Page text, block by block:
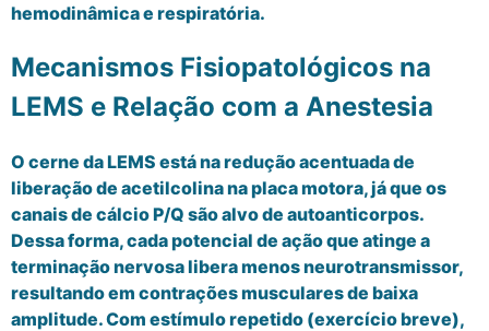
hemodinâmica e respiratória.
Mecanismos Fisiopatológicos na
LEMS e Relação com a Anestesia
O cerne da LEMS está na redução acentuada de
liberação de acetilcolina na placa motora, já que os
canais de cálcio P/Q são alvo de autoanticorpos.
Dessa forma, cada potencial de ação que atinge a
terminação nervosa libera menos neurotransmissor,
resultando em contrações musculares de baixa
amplitude. Com estímulo repetido (exercício breve),